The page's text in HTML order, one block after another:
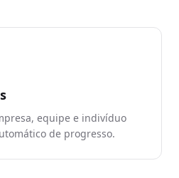
equipe e indivíduo
de progresso.